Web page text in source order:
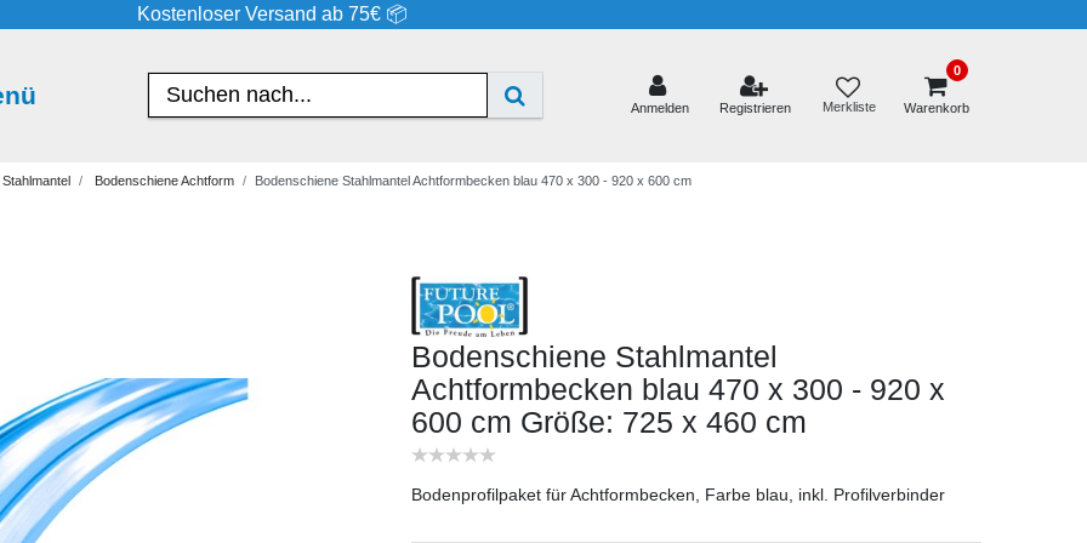
Kostenloser Versand ab 75€ 📦
Anmelden Registrieren Merkliste
0
Warenkorb
Bodenschiene Achtform Bodenschiene Stahlmantel Achtformbecken blau 470 x 300 - 920 x 600 cm
Bodenschiene Stahlmantel
Achtformbecken blau 470 x 300 - 920 x
600 cm Größe: 725 x 460 cm
Bodenprofilpaket für Achtformbecken, Farbe blau, inkl. Profilverbinder